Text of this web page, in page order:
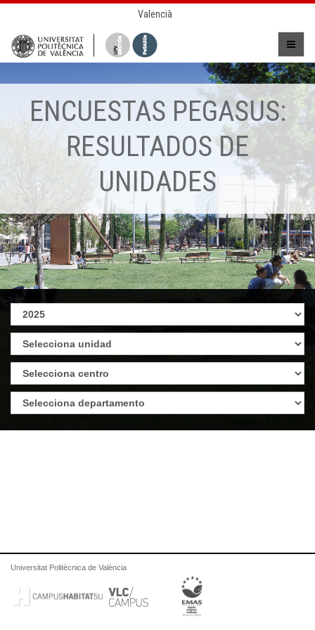
Valencià
ENCUESTAS PEGASUS:
RESULTADOS DE
UNIDADES
Universitat Politècnica de València